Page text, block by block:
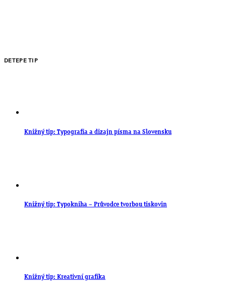
DETEPE TIP
Knižný tip: Typografia a dizajn písma na Slovensku
Knižný tip: Typokniha – Průvodce tvorbou tiskovin
Knižný tip: Kreativní grafika